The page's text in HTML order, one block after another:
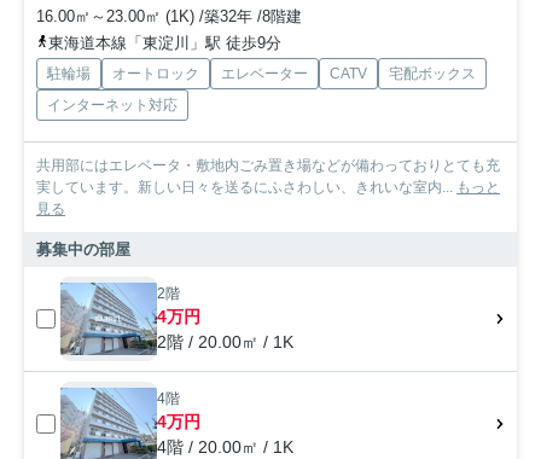
16.00㎡～23.00㎡ (1K) /築32年 /8階建
東海道本線「東淀川」駅 徒歩9分
駐輪場 オートロック エレベーター CATV
宅配ボックス
インターネット対応
共用部にはエレベータ・敷地内ごみ置き場などが備わっておりとても充
実しています。新しい日々を送るにふさわしい、きれいな室内... もっと
見る
募集中の部屋
2階
4万円
2階 / 20.00㎡ / 1K
4階
4万円
4階 / 20.00㎡ / 1K